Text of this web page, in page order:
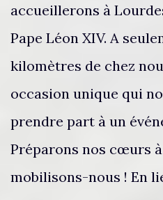
accueillerons à
Pape Léon XIV. A
kilomètres de chez
occasion unique qui
prendre part à un
Préparons nos cœurs
mobilisons-nous ! En